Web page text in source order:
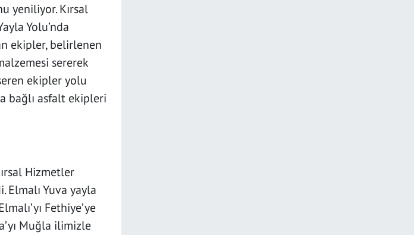
yeniliyor. Kırsal
Yolu’nda
ekipler, belirlenen
sererek
ekipler yolu
bağlı asfalt ekipleri
Hizmetler
Elmalı Yuva yayla
Fethiye’ye
Muğla ilimizle